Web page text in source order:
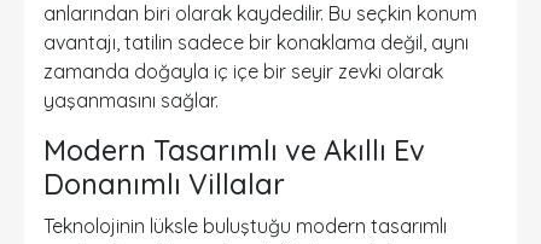
anlarından biri olarak kaydedilir. Bu seçkin konum
avantajı, tatilin sadece bir konaklama değil, aynı
zamanda doğayla iç içe bir seyir zevki olarak
yaşanmasını sağlar.
Modern Tasarımlı ve Akıllı Ev
Donanımlı Villalar
Teknolojinin lüksle buluştuğu modern tasarımlı